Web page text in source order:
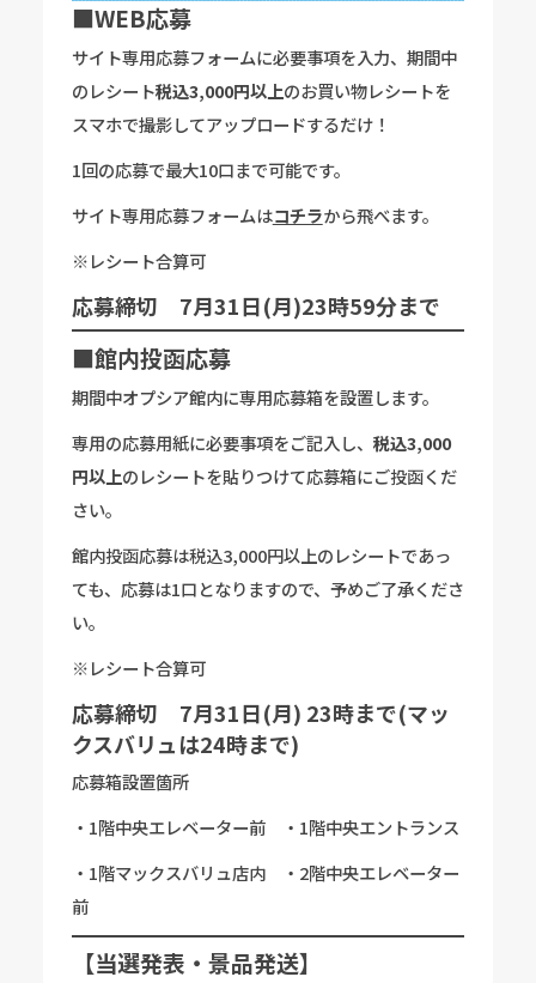
■WEB応募
サイト専用応募フォームに必要事項を入力、期間中
のレシート税込3,000円以上のお買い物レシートを
スマホで撮影してアップロードするだけ！
1回の応募で最大10口まで可能です。
サイト専用応募フォームはコチラから飛べます。
※レシート合算可
応募締切 7月31日(月)23時59分まで
■館内投函応募
期間中オプシア館内に専用応募箱を設置します。
専用の応募用紙に必要事項をご記入し、 税込3,000
円以上のレシートを貼りつけて応募箱にご投函くだ
さい。
館内投函応募は税込3,000円以上のレシートであっ
ても、応募は1口となりますので、予めご了承くださ
い。
※レシート合算可
応募締切 7月31日(月) 23時まで(マッ
クスバリュは24時まで)
応募箱設置箇所
・1階中央エレベーター前 ・1階中央エントランス
・1階マックスバリュ店内 ・2階中央エレベーター
前
【当選発表・景品発送】